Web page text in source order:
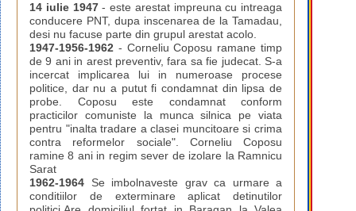
14 iulie 1947- este arestat impreuna cu intreaga
conducere PNT, dupa inscenarea de la Tamadau,
desi nu facuse parte din grupul arestat acolo.
1947-1956-1962 - Corneliu Coposu ramane timp
de 9 ani in arest preventiv, fara sa fie judecat. S-a
incercat implicarea lui in numeroase procese
politice, dar nu a putut fi condamnat din lipsa de
probe. Coposu este condamnat conform
practicilor comuniste la munca silnica pe viata
pentru "inalta tradare a clasei muncitoare si crima
contra reformelor sociale". Corneliu Coposu
ramine 8 ani in regim sever de izolare la Ramnicu
Sarat
1962-1964 Se imbolnaveste grav ca urmare a
conditiilor de exterminare aplicat detinutilor